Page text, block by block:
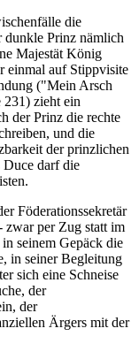
die
Prinz nämlich
Majestät König
einmal auf Stippvisite
("Mein Arsch
231) zieht ein
der Prinz die rechte
und die
der prinzlichen
Duce darf die
Föderationssekretär
zwar per Zug statt im
seinem Gepäck die
in seiner Begleitung
sich eine Schneise
der
der
Ärgers mit der